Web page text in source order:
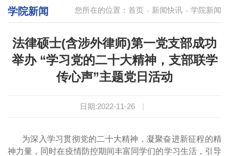
您所在的位置： 首页 - 新闻快讯 - 学院新闻
学院新闻
法律硕士(含涉外律师)第一党支部成功
举办 “学习党的二十大精神，支部联学
传心声”主题党日活动
日期:2022-11-26 |
为深入学习贯彻党的二十大精神，凝聚奋进新征程的精
神力量，同时在疫情防控期间丰富同学们的学习生活，引导